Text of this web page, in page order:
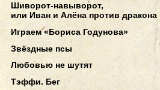
Шиворот-навыворот,
или Иван и Алёна против дракона
Играем «Бориса Годунова»
Звёздные псы
Любовью не шутят
Тэффи. Бег